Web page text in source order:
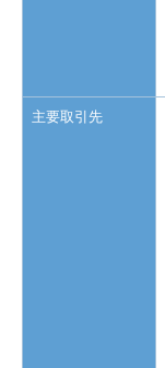
主要取引先